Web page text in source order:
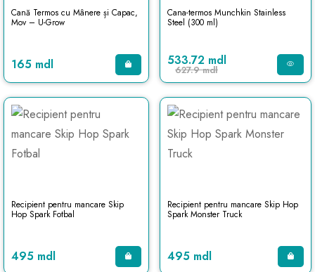
Cană Termos cu Mânere și Capac,
Mov – U-Grow
165 mdl
Cana-termos Munchkin Stainless
Steel (300 ml)
533.72 mdl
627.9 mdl
Recipient pentru mancare Skip
Hop Spark Fotbal
495 mdl
Recipient pentru mancare Skip Hop
Spark Monster Truck
495 mdl